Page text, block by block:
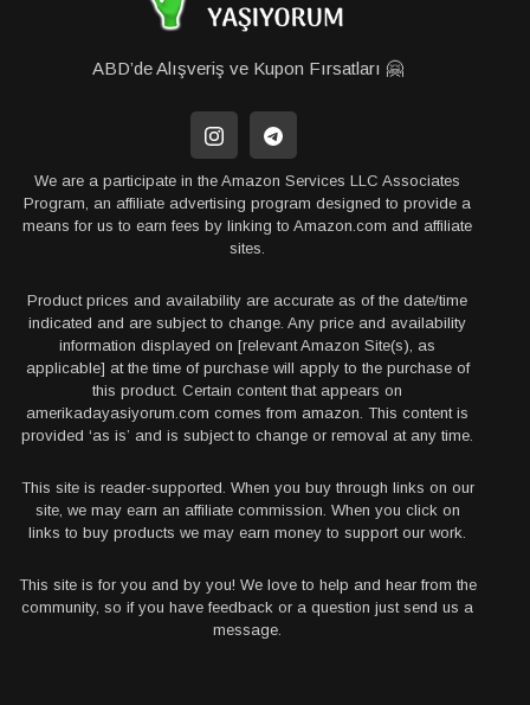
ABD’de Alışveriş ve Kupon Fırsatları 🤗
We are a participate in the Amazon Services LLC Associates
Program, an affiliate advertising program designed to provide a
means for us to earn fees by linking to Amazon.com and affiliate
sites.
Product prices and availability are accurate as of the date/time
indicated and are subject to change. Any price and availability
information displayed on [relevant Amazon Site(s), as
applicable] at the time of purchase will apply to the purchase of
this product. Certain content that appears on
amerikadayasiyorum.com comes from amazon. This content is
provided ‘as is’ and is subject to change or removal at any time.
This site is reader-supported. When you buy through links on our
site, we may earn an affiliate commission. When you click on
links to buy products we may earn money to support our work.
This site is for you and by you! We love to help and hear from the
community, so if you have feedback or a question just send us a
message.